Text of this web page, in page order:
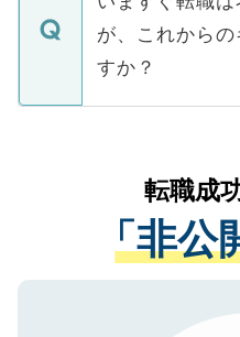
に、医療機関が
みを人材紹介会
ています。
などで収集した
ご本人のキャリ
支援を目的に使
ているすべての
は、個人情報の
管理基準を満た
る、プライバシ
で、機密保持に
が、これから
すか？
かがいして、現
経験をまじえな
させていただき
ない方には、長
ので、まずはご
転職成
「非公